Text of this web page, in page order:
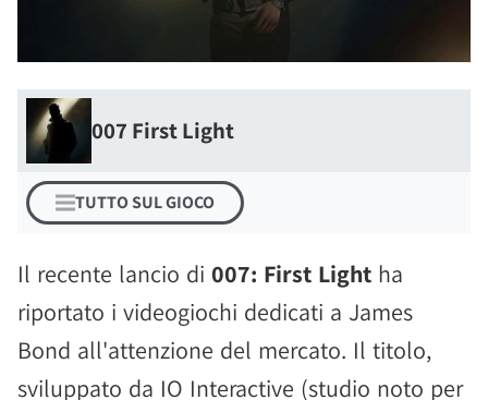
007 First Light
TUTTO SUL GIOCO
Il recente lancio di 007: First Light ha
riportato i videogiochi dedicati a James
Bond all'attenzione del mercato. Il titolo,
sviluppato da IO Interactive (studio noto per